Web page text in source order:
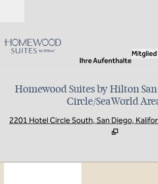
Ihre Aufenthalte
Homewood Suites by Hilton
Circle/SeaWorld
2201 Hotel Circle South, San Diego,